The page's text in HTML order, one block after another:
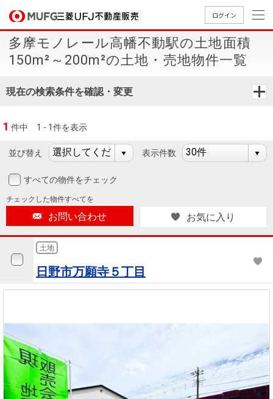
ログイン
買いたいTOP
中古
マン
ショ
探す
築・
中古
を探
物
を
売りたいTOP
無
料
査
却
相
試算
店舗案内TOP
店舗のご
案内（首
都圏）
古屋）
案内（関
西）
会社情報TOP
ごあいさ
つ
Way
経営ビジ
ョン
沿革
本社地
ニュース
（電子ブ
ック版）
採用情報TOP
新卒採用
情報
買いたい
売りたい
店舗案内
会社情報
採用情報
法人のお客さま
提携企業にお勤めの方
多摩モノレール高幡不動駅の土地面積
150m²～200m²の土地・売地物件一覧
現在の検索条件を確認・変更
1 件中 1 - 1件を表示
並び替え 表示件数
すべての物件をチェック
チェックした物件すべてを
お問い合わせ お気に入り
土地
日野市万願寺５丁目